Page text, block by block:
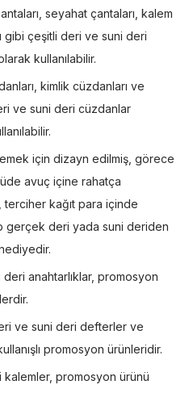
seyahat çantaları, kalem
gibi çeşitli deri ve suni deri
kullanılabilir.
kimlik cüzdanları ve
ve suni deri cüzdanlar
için dizayn edilmiş, görece
avuç içine rahatça
kağıt para içinde
gerçek deri yada suni deriden
anahtarlıklar, promosyon
ve suni deri defterler ve
promosyon ürünleridir.
promosyon ürünü